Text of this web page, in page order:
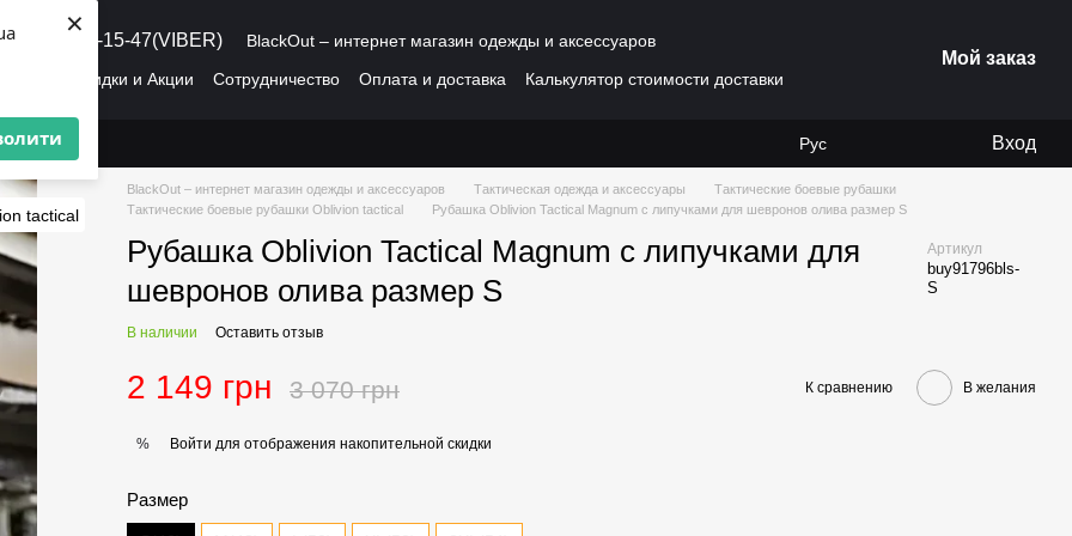
×
(095) 486-15-47(VIBER)
BlackOut – интернет магазин одежды и аксессуаров
Скидки и Акции Сотрудничество Оплата и доставка
Калькулятор стоимости доставки
Мой заказ
Рус Вход
BlackOut – интернет магазин одежды и аксессуаров Тактическая одежда и аксессуары
Тактические боевые рубашки
Тактические боевые рубашки Oblivion tactical
Рубашка Oblivion Tactical Magnum с липучками для шевронов олива размер S
Рубашка Oblivion Tactical Magnum с липучками для
шевронов олива размер S
Артикул
buy91796bls-
S
В наличии Оставить отзыв
2 149 грн 3 070 грн К сравнению В желания
% Войти для отображения накопительной скидки
Размер